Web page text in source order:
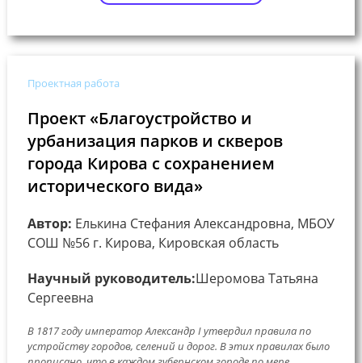
Проектная работа
Проект «Благоустройство и
урбанизация парков и скверов
города Кирова с сохранением
исторического вида»
Автор: Елькина Стефания Александровна, МБОУ
СОШ №56 г. Кирова, Кировская область
Научный руководитель:Шеромова Татьяна
Сергеевна
В 1817 году император Александр I утвердил правила по
устройству городов, селений и дорог. В этих правилах было